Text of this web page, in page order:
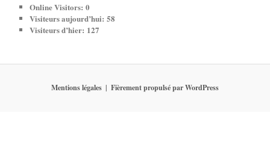
Online Visitors:0
Visiteurs aujourd’hui:58
Visiteurs d’hier: 127
Mentions légales Fièrement propulsé par WordPress